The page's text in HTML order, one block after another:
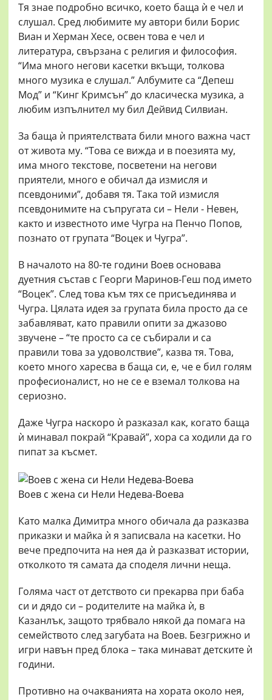
Тя знае подробно всичко, което баща ѝ е чел и
слушал. Сред любимите му автори били Борис
Виан и Херман Хесе, освен това е чел и
литература, свързана с религия и философия.
“Има много негови касетки вкъщи, толкова
много музика е слушал.” Албумите са “Депеш
Мод” и “Кинг Кримсън” до класическа музика, а
любим изпълнител му бил Дейвид Силвиан.
За баща ѝ приятелствата били много важна част
от живота му. “Това се вижда и в поезията му,
има много текстове, посветени на негови
приятели, много е обичал да измисля и
псевдоними”, добавя тя. Така той измисля
псевдонимите на съпругата си – Нели - Невен,
както и известното име Чугра на Пенчо Попов,
познато от групата “Воцек и Чугра”.
В началото на 80-те години Воев основава
дуетния състав с Георги Маринов-Геш под името
“Воцек”. След това към тях се присъединява и
Чугра. Цялата идея за групата била просто да се
забавляват, като правили опити за джазово
звучене – “те просто са се събирали и са
правили това за удоволствие”, казва тя. Това,
което много харесва в баща си, е, че е бил голям
професионалист, но не се е вземал толкова на
сериозно.
Даже Чугра наскоро ѝ разказал как, когато баща
ѝ минавал покрай “Кравай”, хора са ходили да го
пипат за късмет.
Воев с жена си Нели Недева-Воева
Като малка Димитра много обичала да разказва
приказки и майка ѝ я записвала на касетки. Но
вече предпочита на нея да ѝ разказват истории,
отколкото тя самата да споделя лични неща.
Голяма част от детството си прекарва при баба
си и дядо си – родителите на майка ѝ, в
Казанлък, защото трябвало някой да помага на
семейството след загубата на Воев. Безгрижно и
игри навън пред блока – така минават детските ѝ
години.
Противно на очакванията на хората около нея,